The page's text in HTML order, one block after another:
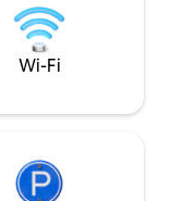
Bocconi. U blizini
izvanredna
termalnim
Wi-Fi